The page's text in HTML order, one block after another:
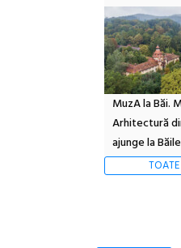
MuzA la Băi.
Arhitectură
ajunge la